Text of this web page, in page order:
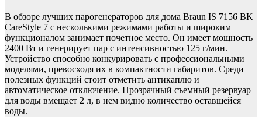
В обзоре лучших парогенераторов для дома Braun IS 7156 BK
CareStyle 7 с несколькими режимами работы и широким
функционалом занимает почетное место. Он имеет мощность
2400 Вт и генерирует пар с интенсивностью 125 г/мин.
Устройство способно конкурировать с профессиональными
моделями, превосходя их в компактности габаритов. Среди
полезных функций стоит отметить антикаплю и
автоматическое отключение. Прозрачный съемный резервуар
для воды вмещает 2 л, в нем видно количество оставшейся
воды.